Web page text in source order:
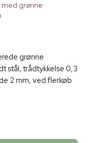
grønne
grønne
stål, trådtykkelse 0,3
2 mm, ved flerkøb